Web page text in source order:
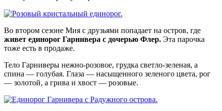
Во втором сезоне Мия с друзьями попадает на остров, где
живет единорог Гарнивера с дочерью Флер. Эта парочка
тоже есть в продаже.
Тело Гарниверы нежно-розовое, грудка светло-зеленая, а
спина — голубая. Глаза — насыщенного зеленого цвета, рог
— золотой, а грива и хвост — розовые.